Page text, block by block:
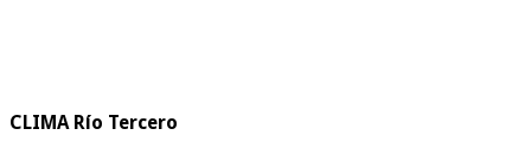
CLIMA Río Tercero